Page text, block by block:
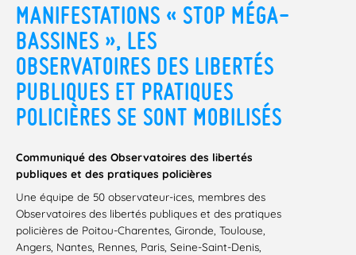
MANIFESTATIONS « STOP MÉGA-
BASSINES », LES
OBSERVATOIRES DES LIBERTÉS
PUBLIQUES ET PRATIQUES
POLICIÈRES SE SONT MOBILISÉS
Communiqué des Observatoires des libertés
publiques et des pratiques policières
Une équipe de 50 observateur-ices, membres des
Observatoires des libertés publiques et des pratiques
policières de Poitou-Charentes, Gironde, Toulouse,
Angers, Nantes, Rennes, Paris, Seine-Saint-Denis,